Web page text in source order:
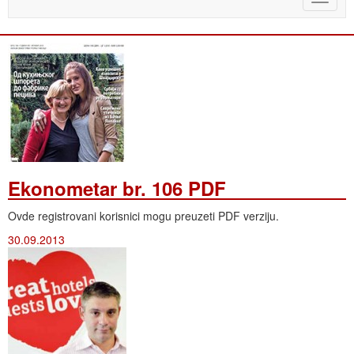
Ekonometar br. 106 PDF
Ovde registrovani korisnici mogu preuzeti PDF verziju.
30.09.2013